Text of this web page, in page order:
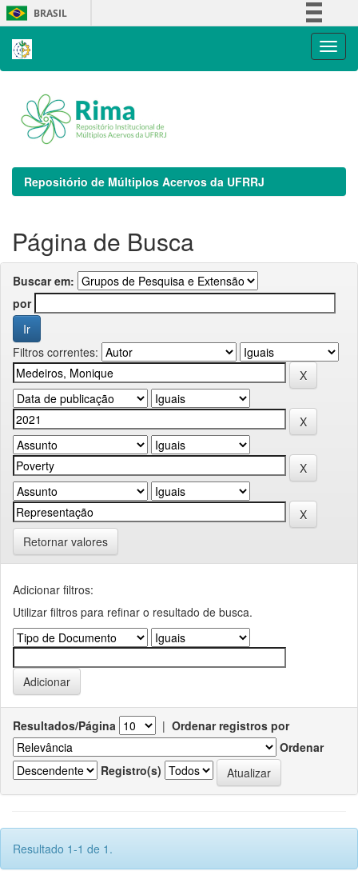
Skip
navigation
BRASIL
Repositório de Múltiplos Acervos da UFRRJ
Página de Busca
Buscar em:
por
Filtros correntes:
Retornar valores
Adicionar filtros:
Utilizar filtros para refinar o resultado de busca.
Resultados/Página | Ordenar registros por
Ordenar
Registro(s)
Resultado 1-1 de 1.